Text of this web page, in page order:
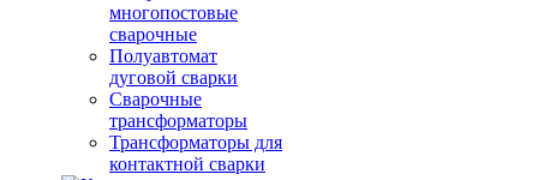
многопостовые
сварочные
Полуавтомат
дуговой сварки
Сварочные
трансформаторы
Трансформаторы для
контактной сварки